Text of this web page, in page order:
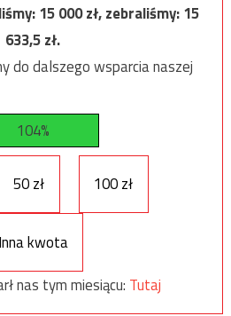
15 000zł, zebraliśmy:15
633,5zł.
do dalszego wsparcia naszej
104%
50 zł 100 zł
Inna kwota
nas tym miesiącu: Tutaj